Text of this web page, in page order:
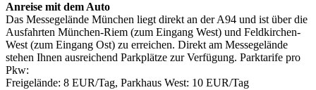
Anreise mit dem Auto
Das Messegelände München liegt direkt an der A94 und ist über die
Ausfahrten München-Riem (zum Eingang West) und Feldkirchen-
West (zum Eingang Ost) zu erreichen. Direkt am Messegelände
stehen Ihnen ausreichend Parkplätze zur Verfügung. Parktarife pro
Pkw:
Freigelände: 8 EUR/Tag, Parkhaus West: 10 EUR/Tag